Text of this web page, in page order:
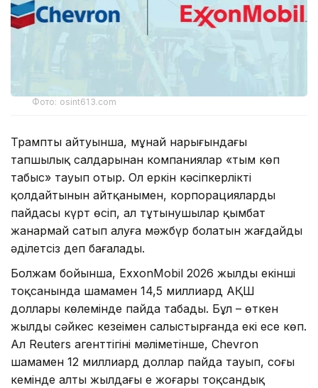
Фото: osint613.com
Трамптың айтуынша, мұнай нарығындағы
тапшылық салдарынан компаниялар «тым көп
табыс» тауып отыр. Ол еркін кәсіпкерлікті
қолдайтынын айтқанымен, корпорациялардың
пайдасы күрт өсіп, ал тұтынушылар қымбат
жанармай сатып алуға мәжбүр болатын жағдайды
әділетсіз деп бағалады.
Болжам бойынша, ExxonMobil 2026 жылдың екінші
тоқсанында шамамен 14,5 миллиард АҚШ
доллары көлемінде пайда табады. Бұл – өткен
жылдың сәйкес кезеңімен салыстырғанда екі есе көп.
Ал Reuters агенттігінің мәліметінше, Chevron
шамамен 12 миллиард доллар пайда тауып, соңғы
кемінде алты жылдағы ең жоғары тоқсандық